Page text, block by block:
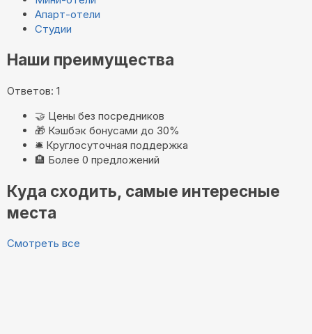
Апарт-отели
Студии
Наши преимущества
Ответов: 1
🤝 Цены без посредников
🎁 Кэшбэк бонусами до 30%
🛎️ Круглосуточная поддержка
🏨 Более 0 предложений
Куда сходить, самые интересные
места
Смотреть все